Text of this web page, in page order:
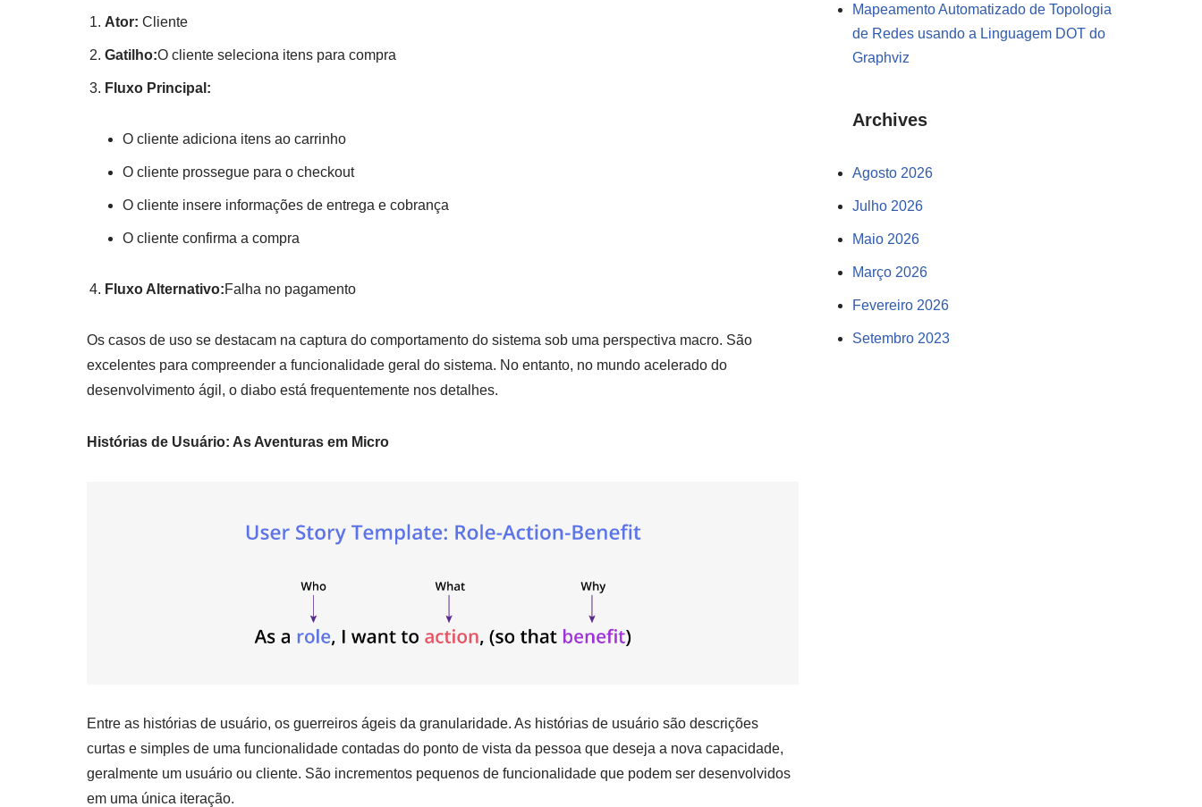
Ator: Cliente
Gatilho:O cliente seleciona itens para compra
Fluxo Principal:
O cliente adiciona itens ao carrinho
O cliente prossegue para o checkout
O cliente insere informações de entrega e cobrança
O cliente confirma a compra
Fluxo Alternativo:Falha no pagamento
Os casos de uso se destacam na captura do comportamento do sistema sob uma perspectiva macro. São
excelentes para compreender a funcionalidade geral do sistema. No entanto, no mundo acelerado do
desenvolvimento ágil, o diabo está frequentemente nos detalhes.
Histórias de Usuário: As Aventuras em Micro
Entre as histórias de usuário, os guerreiros ágeis da granularidade. As histórias de usuário são descrições
curtas e simples de uma funcionalidade contadas do ponto de vista da pessoa que deseja a nova capacidade,
geralmente um usuário ou cliente. São incrementos pequenos de funcionalidade que podem ser desenvolvidos
em uma única iteração.
Mapeamento Automatizado de Topologia
de Redes usando a Linguagem DOT do
Graphviz
Archives
Agosto 2026
Julho 2026
Maio 2026
Março 2026
Fevereiro 2026
Setembro 2023